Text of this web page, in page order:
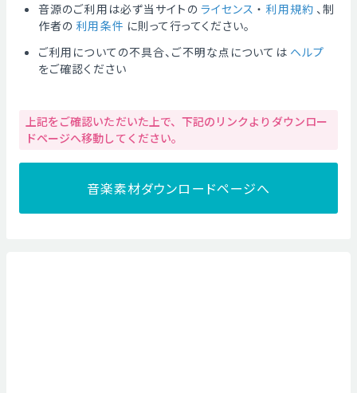
音源のご利用は必ず当サイトの ライセンス ・ 利用規約 、制
作者の 利用条件 に則って行ってください。
ご利用についての不具合、ご不明な点については ヘルプ
をご確認ください
上記をご確認いただいた上で、下記のリンクよりダウンロー
ドページへ移動してください。
音楽素材ダウンロードページへ